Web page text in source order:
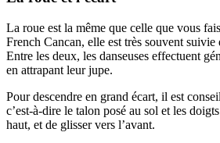
La roue est la même que celle que vous
French Cancan, elle est très souvent suivie
Entre les deux, les danseuses effectuent
en attrapant leur jupe.
Pour descendre en grand écart, il est
c’est-à-dire le talon posé au sol et les
haut, et de glisser vers l’avant.